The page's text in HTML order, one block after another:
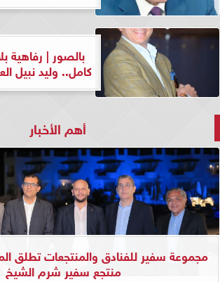
بالصور | رفاهية
كامل.. وليد نبيل
أهم الأخبار
مجموعة سفير للفنادق والمنتجعات تطلق
منتجع سفير شرم الشيخ